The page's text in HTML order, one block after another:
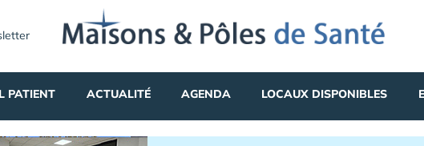
PATIENT ACTUALITÉ AGENDA LOCAUX DISPONIBLES